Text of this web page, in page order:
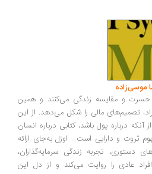
مقایسه زندگی می‌کنند و همین
مالی را شکل می‌دهد. از این
پول باشد، کتابی درباره انسان
و دارایی است... اوزل به‌جای ارائه
تجربه زندگی سرمایه‌گذاران،
عادی را روایت می‌کند و از دل این